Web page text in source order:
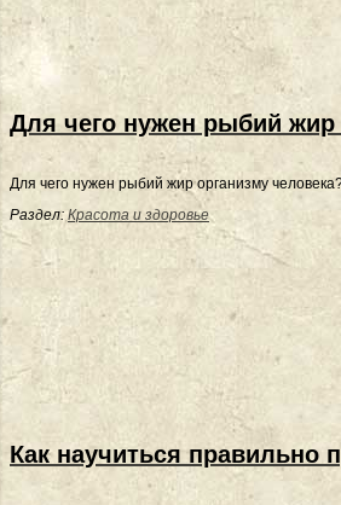
Для чего нужен рыбий жир
Для чего нужен рыбий жир организму
Раздел: Красота и здоровье
Как научиться правильно